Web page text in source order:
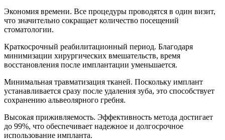
Экономия времени. Все процедуры проводятся в один визит,
что значительно сокращает количество посещений
стоматологии.
Краткосрочный реабилитационный период. Благодаря
минимизации хирургических вмешательств, время
восстановления после имплантации уменьшается.
Минимальная травматизация тканей. Поскольку имплант
устанавливается сразу после удаления зуба, это способствует
сохранению альвеолярного гребня.
Высокая приживляемость. Эффективность метода достигает
до 99%, что обеспечивает надежное и долгосрочное
использование импланта.